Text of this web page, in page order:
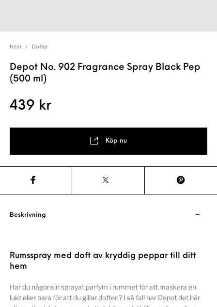
Hem / Dofter
Depot No. 902 Fragrance Spray Black Pep
(500 ml)
439 kr
Köp nu
Beskrivning
Rumsspray med doft av kryddig peppar till ditt
hem
Har du någonsin sprayat parfym i rummet för att maskera en
lukt eller bara för att du gillar doften? I så fall har Depot det här